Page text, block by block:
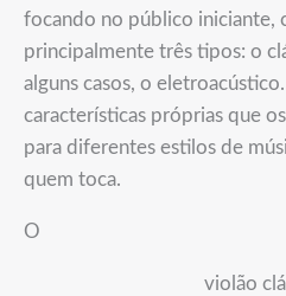
focando no público iniciante,
principalmente três tipos: o
alguns casos, o
características próprias que
para diferentes estilos de
quem toca.
O
violão